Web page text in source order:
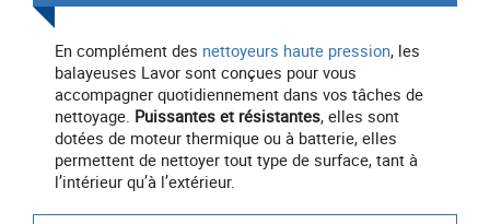
En complément des nettoyeurs haute pression, les
balayeuses Lavor sont conçues pour vous
accompagner quotidiennement dans vos tâches de
nettoyage. Puissantes et résistantes, elles sont
dotées de moteur thermique ou à batterie, elles
permettent de nettoyer tout type de surface, tant à
l’intérieur qu’à l’extérieur.